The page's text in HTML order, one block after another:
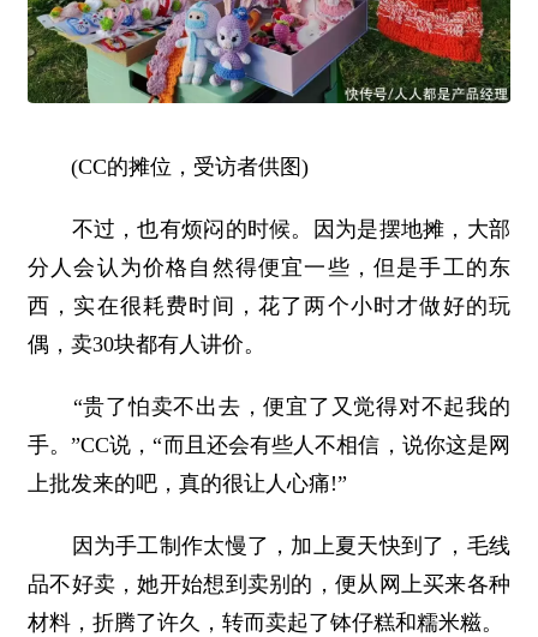
(CC的摊位，受访者供图)
不过，也有烦闷的时候。因为是摆地摊，大部
分人会认为价格自然得便宜一些，但是手工的东
西，实在很耗费时间，花了两个小时才做好的玩
偶，卖30块都有人讲价。
“贵了怕卖不出去，便宜了又觉得对不起我的
手。”CC说，“而且还会有些人不相信，说你这是网
上批发来的吧，真的很让人心痛!”
因为手工制作太慢了，加上夏天快到了，毛线
品不好卖，她开始想到卖别的，便从网上买来各种
材料，折腾了许久，转而卖起了钵仔糕和糯米糍。